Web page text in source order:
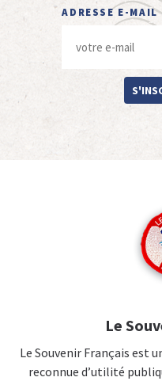
ADRESSE E-MAIL
Le
Le Souvenir Français est
reconnue d’utilité